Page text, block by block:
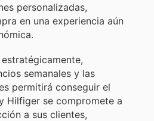
personalizadas,
en una experiencia aún
semanales y las
permitirá conseguir el
Hilfiger se compromete a
a sus clientes,